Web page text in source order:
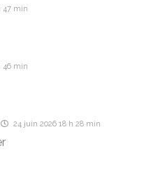
47 min
46 min
24 juin 2026 18 h 28 min